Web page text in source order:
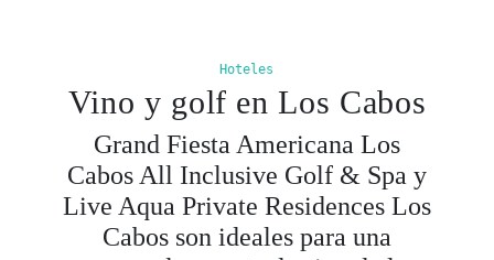
Hoteles
Vino y golf en Los Cabos
Grand Fiesta Americana Los
Cabos All Inclusive Golf & Spa y
Live Aqua Private Residences Los
Cabos son ideales para una